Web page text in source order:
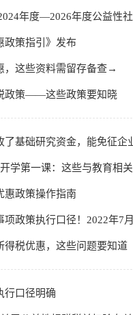
年度—2026年度公益性
政策指引》发布
，这些资料需留存备查→
政策——这些政策要知晓
基础研究资金，能免征企
学第一课：这些与教育相
惠政策操作指南
项政策执行口径！2022年7
得税优惠，这些问题要知道
行口径明确